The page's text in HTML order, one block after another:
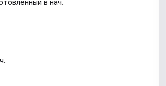
в нач.